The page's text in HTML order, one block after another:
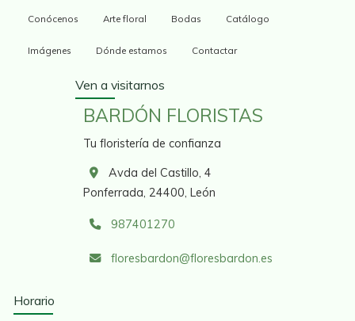
Conócenos Arte floral Bodas Catálogo
Imágenes Dónde estamos Contactar
Ven a visitarnos
BARDÓN FLORISTAS
Tu floristería de confianza
Avda del Castillo, 4
Ponferrada, 24400, León
987401270
floresbardon floresbardon.es
Horario